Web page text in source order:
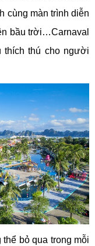
cùng màn trình diễn
bầu trời…Carnaval
thích thú cho người
bỏ qua trong mỗi